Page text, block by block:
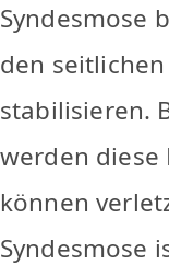
Syndesmose
den
stabilisieren.
werden diese
können
Syndesmose